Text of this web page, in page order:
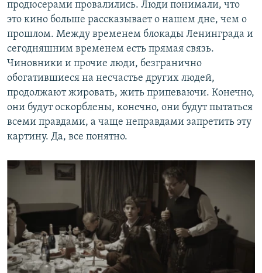
продюсерами провалились. Люди понимали, что
это кино больше рассказывает о нашем дне, чем о
прошлом. Между временем блокады Ленинграда и
сегодняшним временем есть прямая связь.
Чиновники и прочие люди, безгранично
обогатившиеся на несчастье других людей,
продолжают жировать, жить припеваючи. Конечно,
они будут оскорблены, конечно, они будут пытаться
всеми правдами, а чаще неправдами запретить эту
картину. Да, все понятно.